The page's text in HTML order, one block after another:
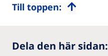
Till toppen:
Dela den här sidan: